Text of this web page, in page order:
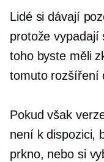
Lidé si dávají
protože vypadají
toho byste měli
tomuto rozšíření
Pokud však
není k dispozici,
prkno, nebo si